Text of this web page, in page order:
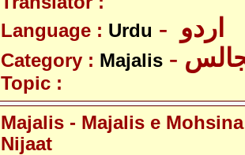
Language : Urdu
Category : Majalis
Topic :
Majalis - Majalis e
Nijaat